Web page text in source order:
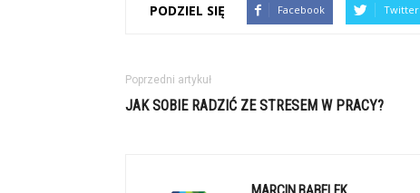
PODZIEL SIĘ Facebook Twitter
Poprzedni artykuł
JAK SOBIE RADZIĆ ZE STRESEM W PRACY?